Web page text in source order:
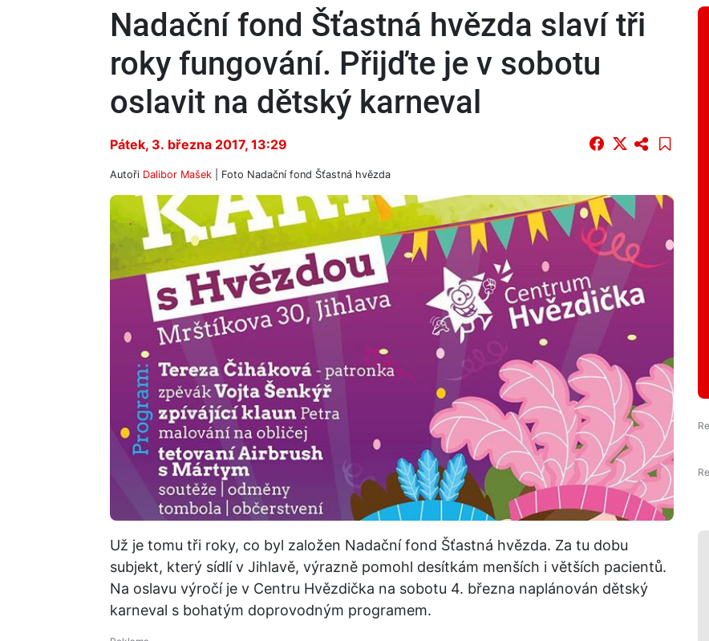
Nadační fond Šťastná hvězda slaví tři
roky fungování. Přijďte je v sobotu
oslavit na dětský karneval
Pátek, 3. března 2017, 13:29
Autoři Dalibor Mašek | Foto Nadační fond Šťastná hvězda
Už je tomu tři roky, co byl založen Nadační fond Šťastná hvězda. Za tu dobu
subjekt, který sídlí v Jihlavě, výrazně pomohl desítkám menších i větších pacientů.
Na oslavu výročí je v Centru Hvězdička na sobotu 4. března naplánován dětský
karneval s bohatým doprovodným programem.